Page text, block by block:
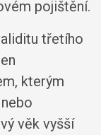
pojištění.
třetího
kterým
věk vyšší